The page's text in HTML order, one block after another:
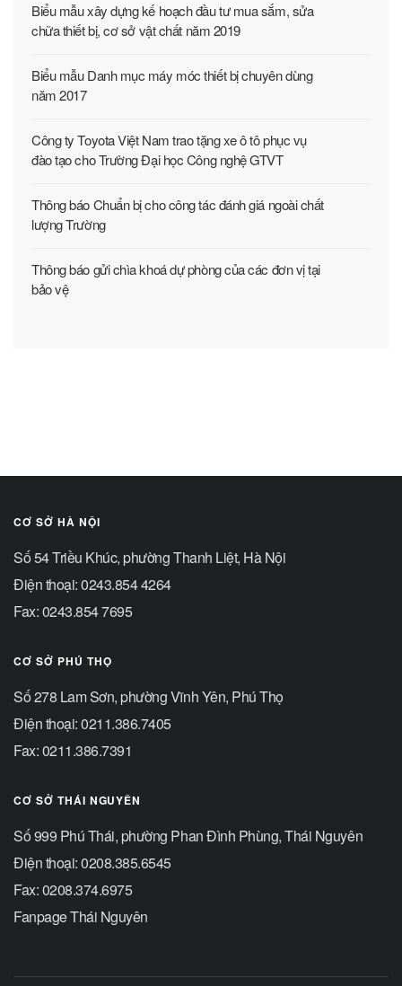
Biểu mẫu xây dựng kế hoạch đầu tư mua sắm, sửa
chữa thiết bị, cơ sở vật chất năm 2019
Biểu mẫu Danh mục máy móc thiết bị chuyên dùng
năm 2017
Công ty Toyota Việt Nam trao tặng xe ô tô phục vụ
đào tạo cho Trường Đại học Công nghệ GTVT
Thông báo Chuẩn bị cho công tác đánh giá ngoài chất
lượng Trường
Thông báo gửi chìa khoá dự phòng của các đơn vị tại
bảo vệ
CƠ SỞ HÀ NỘI
Số 54 Triều Khúc, phường Thanh Liệt, Hà Nội
Điện thoại: 0243.854 4264
Fax: 0243.854 7695
CƠ SỞ PHÚ THỌ
Số 278 Lam Sơn, phường Vĩnh Yên, Phú Thọ
Điện thoại: 0211.386.7405
Fax: 0211.386.7391
CƠ SỞ THÁI NGUYÊN
Số 999 Phú Thái, phường Phan Đình Phùng, Thái Nguyên
Điện thoại: 0208.385.6545
Fax: 0208.374.6975
Fanpage Thái Nguyên